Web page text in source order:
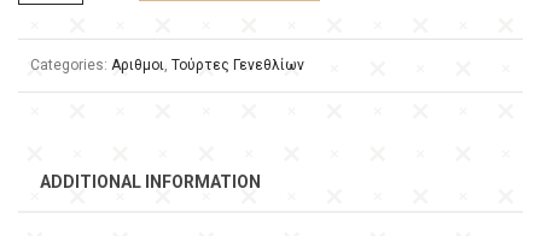
Categories: Αριθμοι, Τούρτες Γενεθλίων
ADDITIONAL INFORMATION